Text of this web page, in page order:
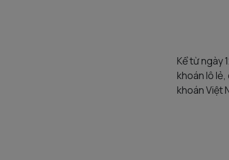
Kể từ ngày
khoán lô
khoán Việt